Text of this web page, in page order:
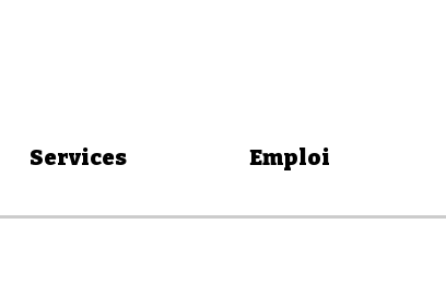
Services Emploi